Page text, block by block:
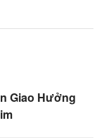
Giao Hưởng